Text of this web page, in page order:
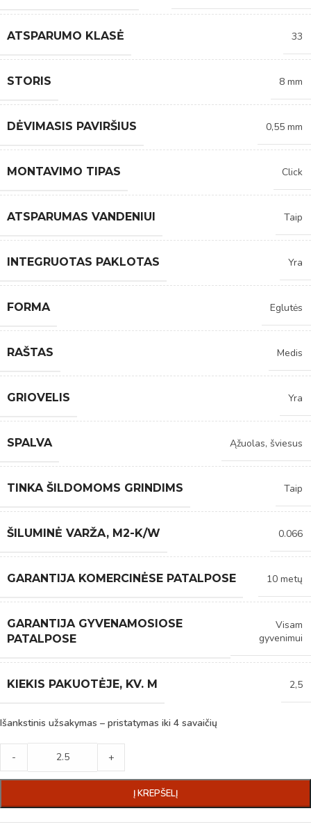
ATSPARUMO KLASĖ 33
STORIS 8 mm
DĖVIMASIS PAVIRŠIUS 0,55 mm
MONTAVIMO TIPAS Click
ATSPARUMAS VANDENIUI Taip
INTEGRUOTAS PAKLOTAS Yra
FORMA Eglutės
RAŠTAS Medis
GRIOVELIS Yra
SPALVA Ąžuolas, šviesus
TINKA ŠILDOMOMS GRINDIMS Taip
ŠILUMINĖ VARŽA, M2-K/W 0.066
GARANTIJA KOMERCINĖSE PATALPOSE 10 metų
GARANTIJA GYVENAMOSIOSE
PATALPOSE
Visam
gyvenimui
KIEKIS PAKUOTĖJE, KV. M 2,5
Išankstinis užsakymas – pristatymas iki 4 savaičių
- +
Į KREPŠELĮ